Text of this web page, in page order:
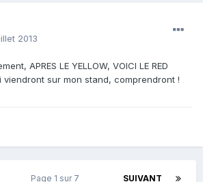
2013
APRES LE YELLOW, VOICI LE RED
viendront sur mon stand, comprendront !
SUIVANT
Page 1 sur 7